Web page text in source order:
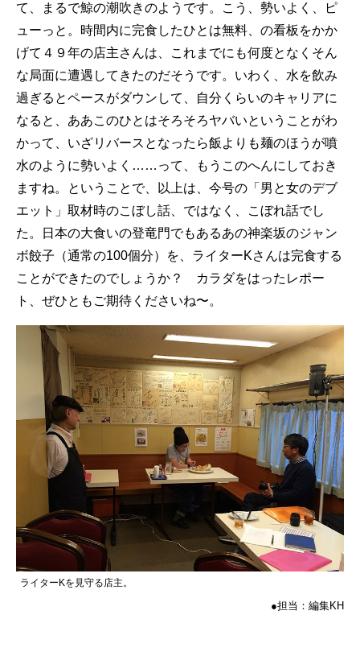
て、まるで鯨の潮吹きのようです。こう、勢いよく、ピ
ューっと。時間内に完食したひとは無料、の看板をかか
げて４９年の店主さんは、これまでにも何度となくそん
な局面に遭遇してきたのだそうです。いわく、水を飲み
過ぎるとペースがダウンして、自分くらいのキャリアに
なると、ああこのひとはそろそろヤバいということがわ
かって、いざリバースとなったら飯よりも麺のほうが噴
水のように勢いよく……って、もうこのへんにしておき
ますね。ということで、以上は、今号の「男と女のデブ
エット」取材時のこぼし話、ではなく、こぼれ話でし
た。日本の大食いの登竜門でもあるあの神楽坂のジャン
ボ餃子（通常の100個分）を、ライターKさんは完食する
ことができたのでしょうか？ カラダをはったレポー
ト、ぜひともご期待くださいね〜。
ライターKを見守る店主。
●担当：編集KH